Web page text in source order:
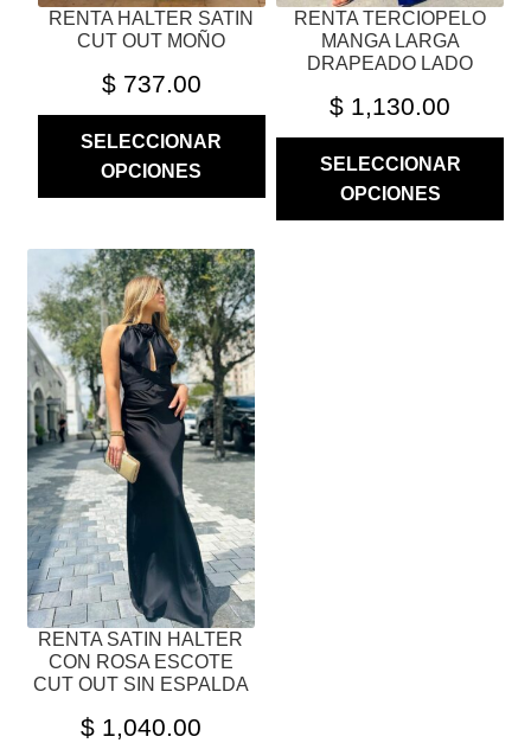
RENTA HALTER SATIN
CUT OUT MOÑO
$737.00
SELECCIONAR
OPCIONES
DE
RENTA TERCIOPELO
MANGA LARGA
DRAPEADO LADO
$ 1,130.00
SELECCIONAR
OPCIONES
DE
PRODUCTO
RENTA SATIN HALTER
CON ROSA ESCOTE
CUT OUT SIN ESPALDA
$1,040.00
ESTE
PRODUCTO
TIENE
MÚLTIPLES
VARIANTES.
LAS
OPCIONES
SE
PUEDEN
ELEGIR
EN
LA
PÁGINA
DE
PRODUCTO